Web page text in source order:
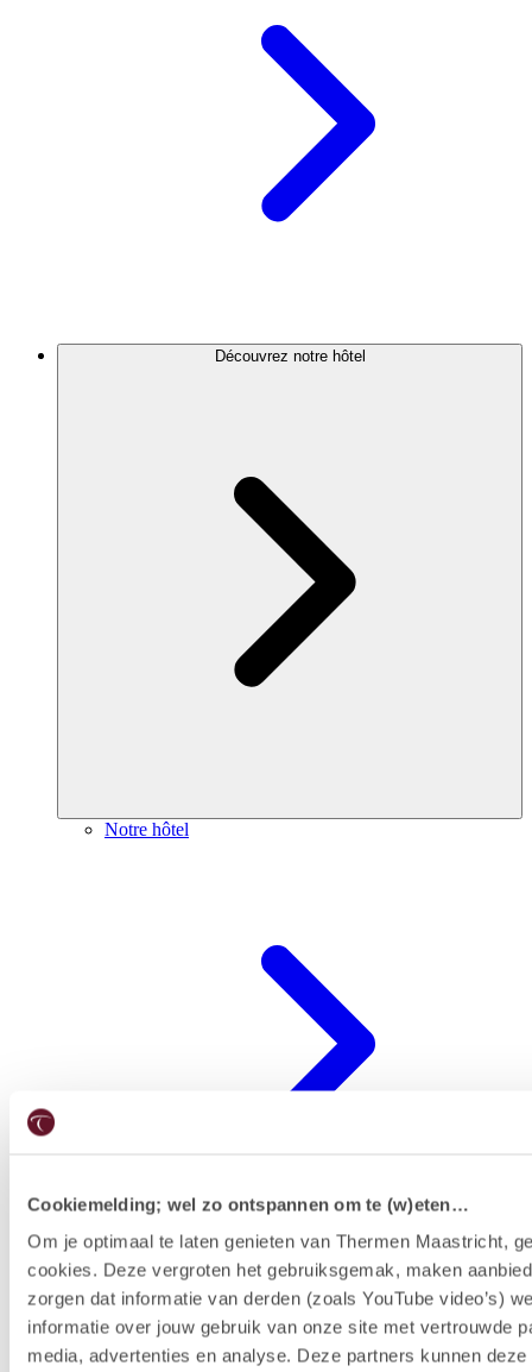
Cookiemelding; wel zo ontspannen om te (w)eten…
Om je optimaal te laten genieten van Thermen Maastricht,
cookies. Deze vergroten het gebruiksgemak, maken
zorgen dat informatie van derden (zoals YouTube video’s)
informatie over jouw gebruik van onze site met vertrouwde
media, advertenties en analyse. Deze partners kunnen deze
Découvrez notre hôtel
Notre hôtel
Forfaits hôtel